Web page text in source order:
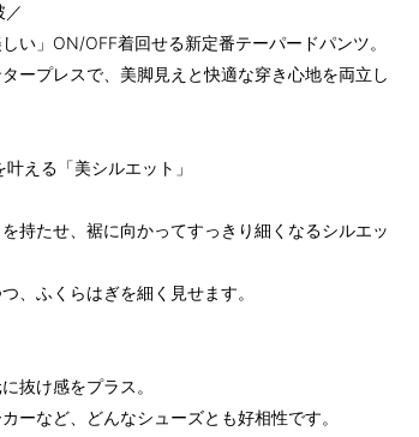
／
い」ON/OFF着回せる新定番テーパードパンツ。
ープレスで、美脚見えと快適な穿き心地を両立し
える「美シルエット」
持たせ、裾に向かってすっきり細くなるシルエッ
、ふくらはぎを細く見せます。
抜け感をプラス。
ーなど、どんなシューズとも好相性です。